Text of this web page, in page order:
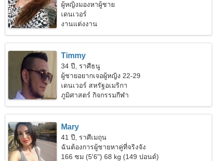
ผู้หญิงมองหาผู้ชาย
เดนเวอร์
งานแต่งงาน
Timmy
34 ปี, ราศีธนู
ผู้ชายอยากเจอผู้หญิง 22-29
เดนเวอร์ สหรัฐอเมริกา
ภูมิศาสตร์ กิจกรรมกีฬา
Mary
41 ปี, ราศีเมถุน
ฉันต้องการผู้ชายหาคู่ที่จริงจัง
166 ซม (5'6") 68 kg (149 ปอนด์)